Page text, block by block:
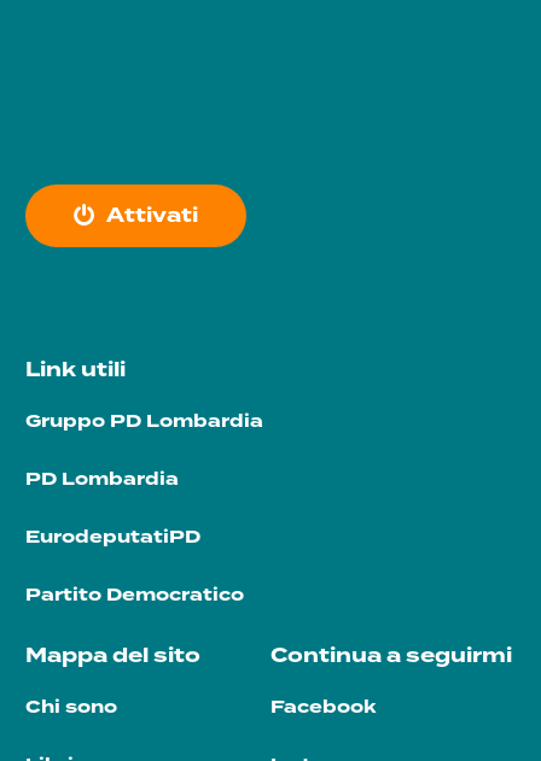
Attivati
Link utili
Gruppo PD Lombardia
PD Lombardia
EurodeputatiPD
Partito Democratico
Mappa del sito
Chi sono
Continua a seguirmi
Facebook